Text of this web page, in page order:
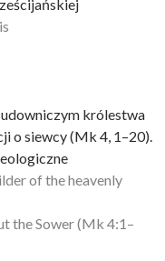
królestwa
o siewcy (Mk 4, 1–20).
of the heavenly
the Sower (Mk 4:1–